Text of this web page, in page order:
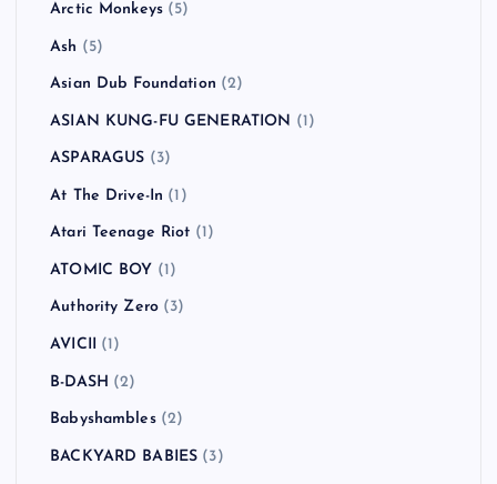
Arctic Monkeys (5)
Ash (5)
Asian Dub Foundation (2)
ASIAN KUNG-FU GENERATION (1)
ASPARAGUS (3)
At The Drive-In (1)
Atari Teenage Riot (1)
ATOMIC BOY (1)
Authority Zero (3)
AVICII (1)
B-DASH (2)
Babyshambles(2)
BACKYARD BABIES (3)